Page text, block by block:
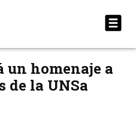
un homenaje a
de la UNSa